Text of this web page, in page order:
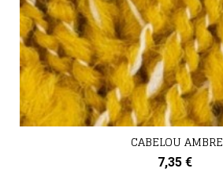
CABELOU AMBRE
7,35 €